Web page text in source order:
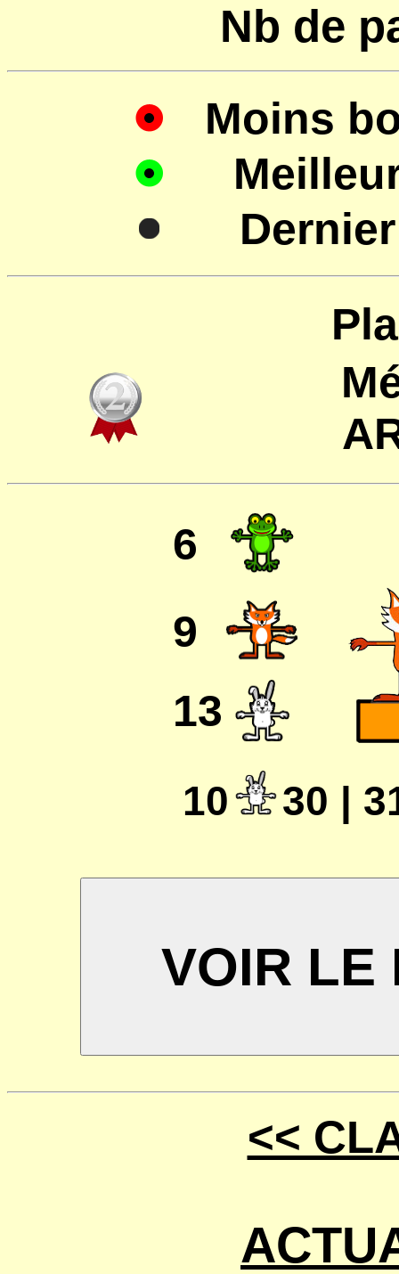
Nb de
Moins
Dernier
6
9
13
10 30 |
<<